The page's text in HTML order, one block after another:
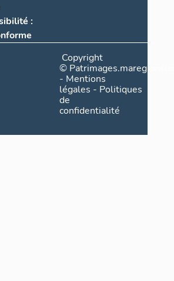
:
Copyright
©
- Mentions
légales - Politiques
de
confidentialité